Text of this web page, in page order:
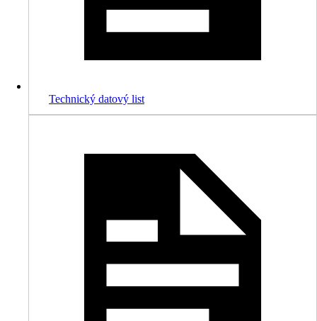
Technický datový list